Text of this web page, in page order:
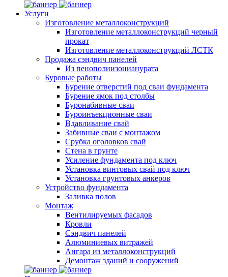
Услуги
Изготовление металлоконструкций
Изготовление металлоконструкций черный
прокат
Изготовление металлоконструкций ЛСТК
Продажа сэндвич панелей
Из пенополиизоцианурата
Буровые работы
Бурение отверстий под сваи фундамента
Бурение ямок под столбы
Буронабивные сваи
Буроинъекционные сваи
Вдавливание свай
Забивные сваи с монтажом
Срубка оголовков свай
Стена в грунте
Усиление фундамента под ключ
Установка винтовых свай под ключ
Установка грунтовых анкеров
Устройство фундамента
Заливка полов
Монтаж
Вентилируемых фасадов
Кровли
Сэндвич панелей
Алюминиевых витражей
Ангара из металлоконструкций
Демонтаж зданий и сооружений